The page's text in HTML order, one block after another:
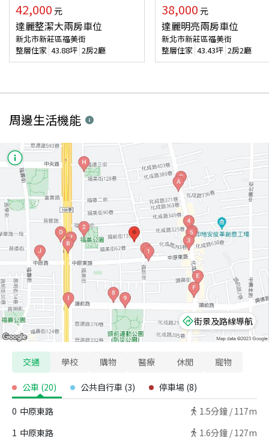
42,000 元
達麗整潔大兩房車位
新北市新莊區福美街
整層住家 43.88坪 2房2廳
38,000 元
達麗明亮兩房車位
新北市新莊區福美街
整層住家 43.43坪 2房2廳
周邊生活機能
街景及路線導航
交通 學校 購物 醫療 休閒 寵物
公車 (20) 公共自行車 (3) 停車場 (8)
0 中原東路 1.5分鐘 / 117m
1 中原東路 1.6分鐘 / 127m